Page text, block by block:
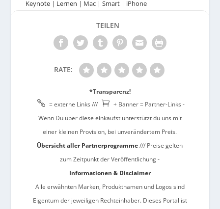
Keynote | Lernen | Mac |Smart | iPhone
TEILEN
RATE:
*Transparenz!
 = externe Links ///  + Banner = Partner-Links -
Wenn Du über diese einkaufst unterstützt du uns mit
einer kleinen Provision, bei unverändertem Preis.
Übersicht aller Partnerprogramme/// Preise gelten
zum Zeitpunkt der Veröffentlichung -
Informationen & Disclaimer
Alle erwähnten Marken, Produktnamen und Logos sind
Eigentum der jeweiligen Rechteinhaber. Dieses Portal ist